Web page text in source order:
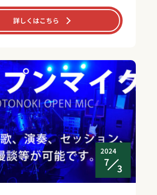
詳しくはこちら
2024
7
3